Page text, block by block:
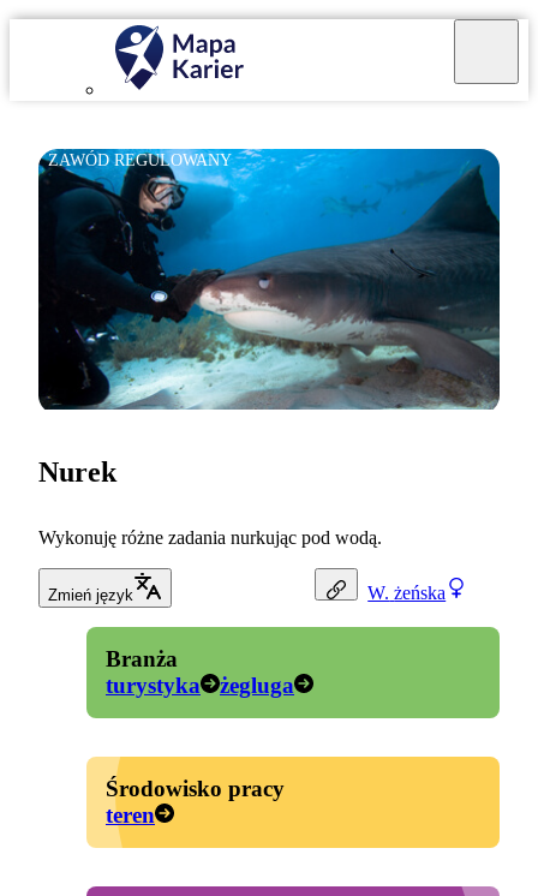
ZAWÓD REGULOWANY
W. żeńska
Nurek
Wykonuję różne zadania nurkując pod wodą.
Zmień język
Branża
turystyka
żegluga
Środowisko pracy
teren